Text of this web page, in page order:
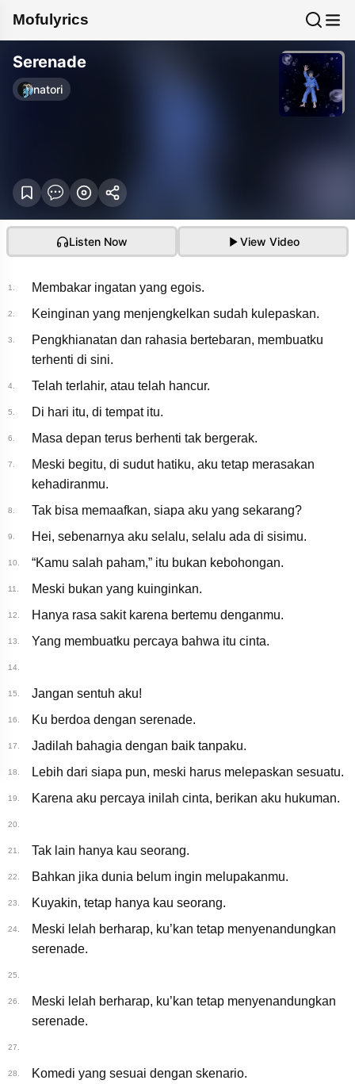
Mofulyrics
Serenade
natori
Listen Now View Video
natori - Serenade
1. Membakar ingatan yang egois.
2. Keinginan yang menjengkelkan sudah kulepaskan.
3.
Pengkhianatan dan rahasia bertebaran, membuatku
terhenti di sini.
4. Telah terlahir, atau telah hancur.
5. Di hari itu, di tempat itu.
6. Masa depan terus berhenti tak bergerak.
7.
Meski begitu, di sudut hatiku, aku tetap merasakan
kehadiranmu.
8. Tak bisa memaafkan, siapa aku yang sekarang?
9. Hei, sebenarnya aku selalu, selalu ada di sisimu.
10. “Kamu salah paham,” itu bukan kebohongan.
11. Meski bukan yang kuinginkan.
12. Hanya rasa sakit karena bertemu denganmu.
13. Yang membuatku percaya bahwa itu cinta.
14.
15. Jangan sentuh aku!
16. Ku berdoa dengan serenade.
17. Jadilah bahagia dengan baik tanpaku.
18. Lebih dari siapa pun, meski harus melepaskan sesuatu.
19. Karena aku percaya inilah cinta, berikan aku hukuman.
20.
21. Tak lain hanya kau seorang.
22. Bahkan jika dunia belum ingin melupakanmu.
23. Kuyakin, tetap hanya kau seorang.
24.
Meski lelah berharap, ku’kan tetap menyenandungkan
serenade.
25.
26.
Meski lelah berharap, ku’kan tetap menyenandungkan
serenade.
27.
28. Komedi yang sesuai dengan skenario.